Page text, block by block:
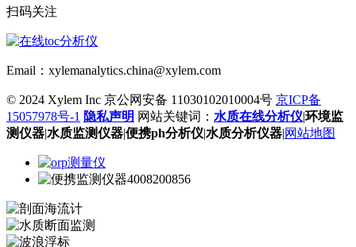
扫码关注
Email：xylemanalytics.china@xylem.com
© 2024 Xylem Inc 京公网安备 11030102010004号 京ICP备
15057978号-1 隐私声明 网站关键词： 水质在线分析仪|环境监
测仪器|水质监测仪器|便携ph分析仪|水质分析仪器|网站地图
4008200856